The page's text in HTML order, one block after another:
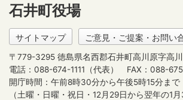
石井町役場
サイトマップ ご意見・ご提案・お問い
〒779-3295 徳島県名西郡石井町高川原字高川
電話：088-674-1111（代表）
FAX：088-
開庁時間：午前8時30分から午後5時15分まで
（土曜・日曜・祝日・12月29日から翌年の1月